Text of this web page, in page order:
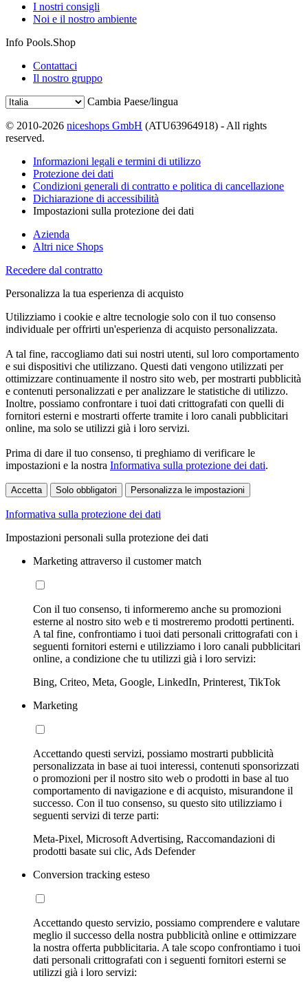
I nostri consigli
Noi e il nostro ambiente
Info Pools.Shop
Contattaci
Il nostro gruppo
Cambia Paese/lingua
© 2010-2026 niceshops GmbH (ATU63964918) - All rights
reserved.
Informazioni legali e termini di utilizzo
Protezione dei dati
Condizioni generali di contratto e politica di cancellazione
Dichiarazione di accessibilità
Impostazioni sulla protezione dei dati
Azienda
Altri nice Shops
Recedere dal contratto
Personalizza la tua esperienza di acquisto
Utilizziamo i cookie e altre tecnologie solo con il tuo consenso
individuale per offrirti un'esperienza di acquisto personalizzata.
A tal fine, raccogliamo dati sui nostri utenti, sul loro comportamento
e sui dispositivi che utilizzano. Questi dati vengono utilizzati per
ottimizzare continuamente il nostro sito web, per mostrarti pubblicità
e contenuti personalizzati e per analizzare le statistiche di utilizzo.
Inoltre, possiamo confrontare i tuoi dati crittografati con quelli di
fornitori esterni e mostrarti offerte tramite i loro canali pubblicitari
online, ma solo se utilizzi già i loro servizi.
Prima di dare il tuo consenso, ti preghiamo di verificare le
impostazioni e la nostra Informativa sulla protezione dei dati.
Accetta Solo obbligatori Personalizza le impostazioni
Informativa sulla protezione dei dati
Impostazioni personali sulla protezione dei dati
Marketing attraverso il customer match
Con il tuo consenso, ti informeremo anche su promozioni
esterne al nostro sito web e ti mostreremo prodotti pertinenti.
A tal fine, confrontiamo i tuoi dati personali crittografati con i
seguenti fornitori esterni e utilizziamo i loro canali pubblicitari
online, a condizione che tu utilizzi già i loro servizi:
Bing, Criteo, Meta, Google, LinkedIn, Printerest, TikTok
Marketing
Accettando questi servizi, possiamo mostrarti pubblicità
personalizzata in base ai tuoi interessi, contenuti sponsorizzati
o promozioni per il nostro sito web o prodotti in base al tuo
comportamento di navigazione e di acquisto, misurandone il
successo. Con il tuo consenso, su questo sito utilizziamo i
seguenti servizi di terze parti:
Meta-Pixel, Microsoft Advertising, Raccomandazioni di
prodotti basate sui clic, Ads Defender
Conversion tracking esteso
Accettando questo servizio, possiamo comprendere e valutare
meglio il successo della nostra pubblicità online e ottimizzare
la nostra offerta pubblicitaria. A tale scopo confrontiamo i tuoi
dati personali crittografati con i seguenti fornitori esterni se
utilizzi già i loro servizi: